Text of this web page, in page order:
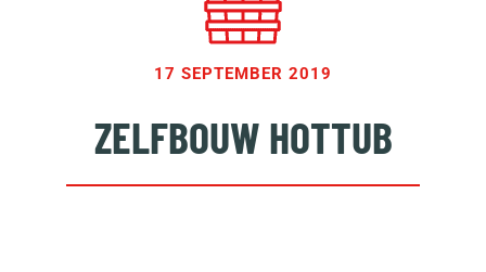
17 SEPTEMBER 2019
ZELFBOUW HOTTUB